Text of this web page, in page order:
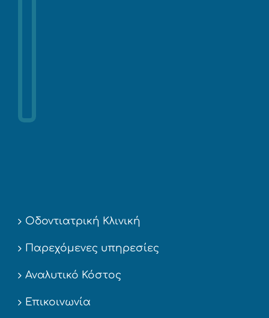
Οδοντιατρική Κλινική
Παρεχόμενες υπηρεσίες
Αναλυτικό Κόστος
Επικοινωνία